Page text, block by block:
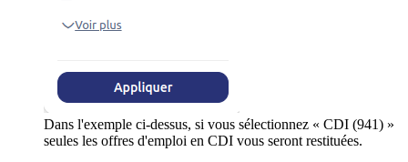
Dans l'exemple ci-dessus, si vous sélectionnez « CDI (941) »
seules les offres d'emploi en CDI vous seront restituées.